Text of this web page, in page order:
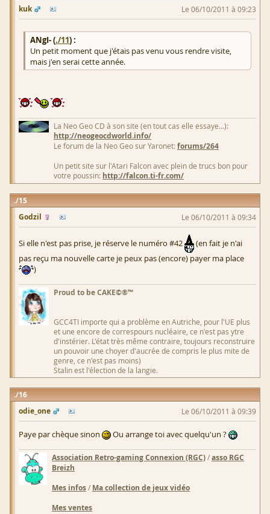
kuk
Le 06/10/2011 à 09:23
ANgI- (./11) :
Un petit moment que j'étais pas venu vous rendre visite,
mais j'en serai cette année.
La Neo Geo CD à son site (en tout cas elle essaye...):
http://neogeocdworld.info/
Le forum de la Neo Geo sur Yaronet:forums/264
Un petit site sur l'Atari Falcon avec plein de trucs bon pour
votre poussin: http://falcon.ti-fr.com/
15
Godzil
Le 06/10/2011 à 09:34
Si elle n'est pas prise, je réserve le numéro #42
(en fait je n'ai
pas reçu ma nouvelle carte je peux pas (encore) payer ma place
)
Proud to be CAKE©®™
GCC4TI importe qui a problème en Autriche, pour l'UE plus
et une encore de correspours nucléaire, ce n'est pas ytre
d'instérier. L'état très même contraire, toujours reconstruire
un pouvoir une choyer d'aucrée de compris le plus mite de
genre, ce n'est pas moins)
Stalin est l'élection de la langie.
16
odie_one
Le 06/10/2011 à 09:39
Paye par chèque sinon Ou arrange toi avec quelqu'un ?
Association Retro-gaming Connexion (RGC)/asso RGC
Breizh
Mes infos/ Ma collection de jeux vidéo
Mes ventes